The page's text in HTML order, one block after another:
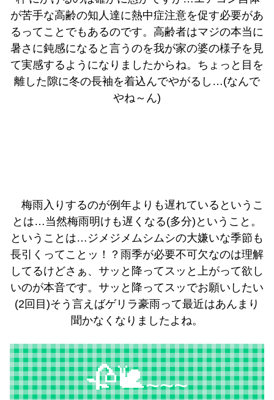
が苦手な高齢の知人達に熱中症注意を促す必要があ
るってことでもあるのです。高齢者はマジの本当に
暑さに鈍感になると言うのを我が家の婆の様子を見
て実感するようになりましたからね。ちょっと目を
離した隙に冬の長袖を着込んでやがるし…(なんで
やね～ん)
梅雨入りするのが例年よりも遅れているというこ
とは…当然梅雨明けも遅くなる(多分)ということ。
ということは…ジメジメムシムシの大嫌いな季節も
長引くってことッ！？雨季が必要不可欠なのは理解
してるけどさぁ、サッと降ってスッと上がって欲し
いのが本音です。サッと降ってスッでお願いしたい
(2回目)そう言えばゲリラ豪雨って最近はあんまり
聞かなくなりましたよね。
🥀🐌~~~